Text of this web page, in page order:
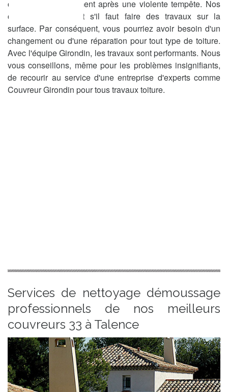
compétents, notamment après une violente tempête. Nos
couvreurs vérifieront s'il faut faire des travaux sur la
surface. Par conséquent, vous pourriez avoir besoin d'un
changement ou d'une réparation pour tout type de toiture.
Avec l'équipe Girondin, les travaux sont performants. Nous
vous conseillons, même pour les problèmes insignifiants,
de recourir au service d'une entreprise d'experts comme
Couvreur Girondin pour tous travaux toiture.
Services de nettoyage démoussage
professionnels de nos meilleurs
couvreurs 33 à Talence